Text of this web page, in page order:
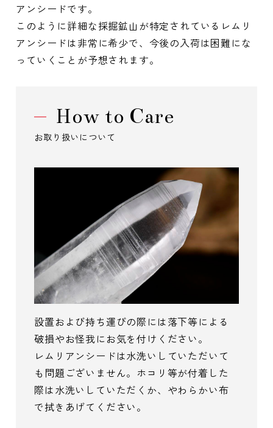
アンシードです。
このように詳細な採掘鉱山が特定されているレムリ
アンシードは非常に希少で、今後の入荷は困難にな
っていくことが予想されます。
How to Care
お取り扱いについて
設置および持ち運びの際には落下等による
破損やお怪我にお気を付けください。
レムリアンシードは水洗いしていただいて
も問題ございません。ホコリ等が付着した
際は水洗いしていただくか、やわらかい布
で拭きあげてください。